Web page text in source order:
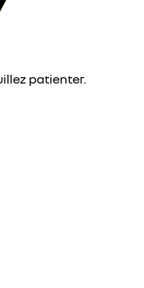
patienter.